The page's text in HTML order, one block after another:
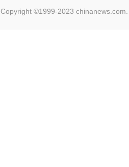
Copyright ©1999-2023